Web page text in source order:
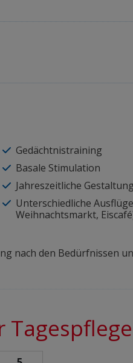
Gedächtnistraining
Basale Stimulation
Jahreszeitliche Gestaltung
Unterschiedliche
Weihnachtsmarkt,
nach den Bedürfnissen